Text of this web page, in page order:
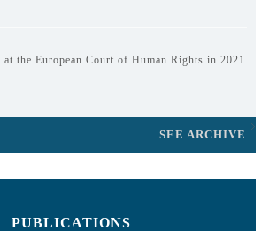
the European Court of Human Rights in 2021
SEE ARCHIVE
PUBLICATIONS